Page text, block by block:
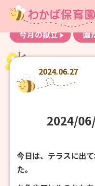
お知らせ
わか
今月の献立
園
2024.06.27
2024/
今日は、テラスに出
た。